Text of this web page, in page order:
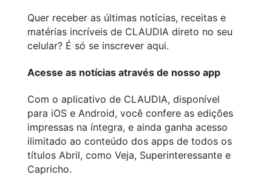
Quer receber as últimas notícias, receitas e
matérias incríveis de CLAUDIA direto no seu
celular? É só se inscrever aqui.
Acesse as notícias através de nosso app
Com o aplicativo de CLAUDIA, disponível
para iOS e Android, você confere as edições
impressas na íntegra, e ainda ganha acesso
ilimitado ao conteúdo dos apps de todos os
títulos Abril, como Veja, Superinteressante e
Capricho.